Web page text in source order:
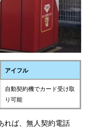
アイフル
自動契約機でカード受け取
り可能
れば、無人契約電話